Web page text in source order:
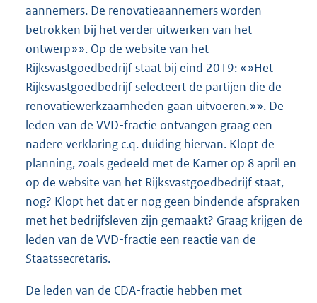
aannemers. De renovatieaannemers worden
betrokken bij het verder uitwerken van het
ontwerp»». Op de website van het
Rijksvastgoedbedrijf staat bij eind 2019: «»Het
Rijksvastgoedbedrijf selecteert de partijen die de
renovatiewerkzaamheden gaan uitvoeren.»». De
leden van de VVD-fractie ontvangen graag een
nadere verklaring c.q. duiding hiervan. Klopt de
planning, zoals gedeeld met de Kamer op 8 april en
op de website van het Rijksvastgoedbedrijf staat,
nog? Klopt het dat er nog geen bindende afspraken
met het bedrijfsleven zijn gemaakt? Graag krijgen de
leden van de VVD-fractie een reactie van de
Staatssecretaris.
De leden van de CDA-fractie hebben met